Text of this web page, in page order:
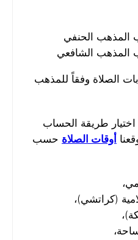
المذهب الحنفي
المذهب الشافعي
الصلاة وفقاً للمذهب
اختيار طريقة الحساب
أوقات الصلاة حسب
(كراتشي)،